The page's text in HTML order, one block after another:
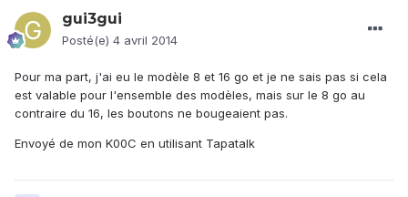
gui3gui
Posté(e) 4 avril 2014
Pour ma part, j'ai eu le modèle 8 et 16 go et je ne sais pas si cela
est valable pour l'ensemble des modèles, mais sur le 8 go au
contraire du 16, les boutons ne bougeaient pas.
Envoyé de mon K00C en utilisant Tapatalk